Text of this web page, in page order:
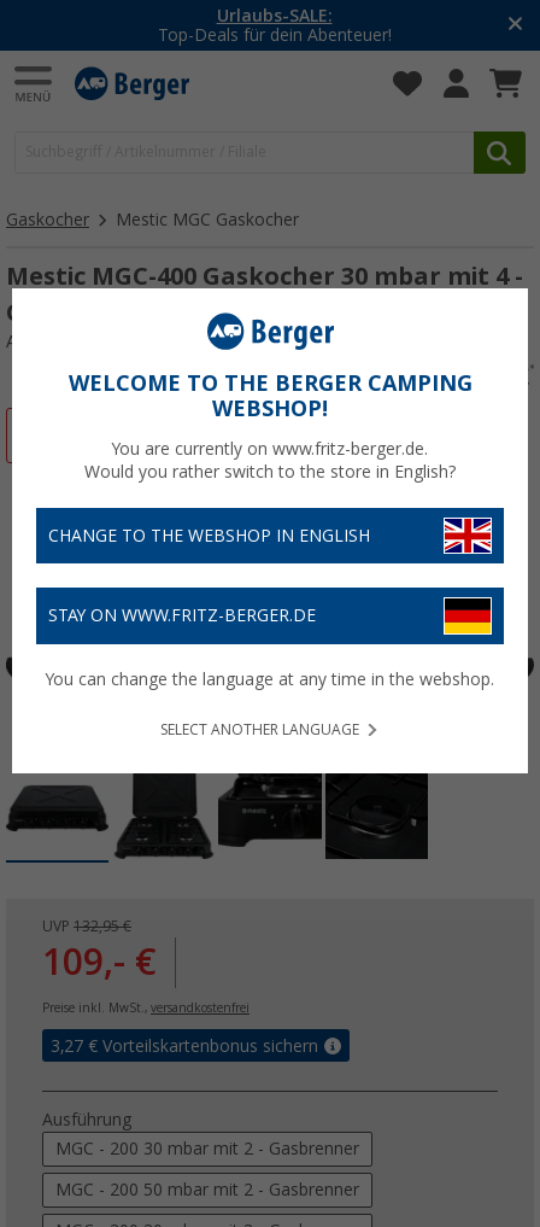
-20% auf Kleidung und Schuhe
Mit dem Aktionscode20SSV
Gaskocher Mestic MGC Gaskocher
Mestic MGC-400 Gaskocher 30 mbar mit 4 -
Gasbrenner
Art.-Nr.: 196451
UVP 132,95 €
109,- €
Preise inkl. MwSt., versandkostenfrei
3,27 € Vorteilskartenbonus sichern
Ausführung
MGC - 200 30 mbar mit 2 - Gasbrenner
MGC - 200 50 mbar mit 2 - Gasbrenner
WELCOME TO THE BERGER CAMPING
WEBSHOP!
You are currently on www.fritz-berger.de.
Would you rather switch to the store in English?
CHANGE TO THE WEBSHOP IN ENGLISH
STAY ON WWW.FRITZ-BERGER.DE
You can change the language at any time in the webshop.
SELECT ANOTHER LANGUAGE